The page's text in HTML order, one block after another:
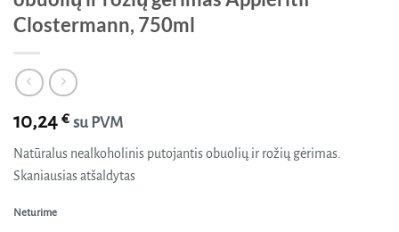
Clostermann, 750ml
10,24 € su PVM
Natūralus nealkoholinis putojantis obuolių ir rožių gėrimas.
Skaniausias atšaldytas
Neturime